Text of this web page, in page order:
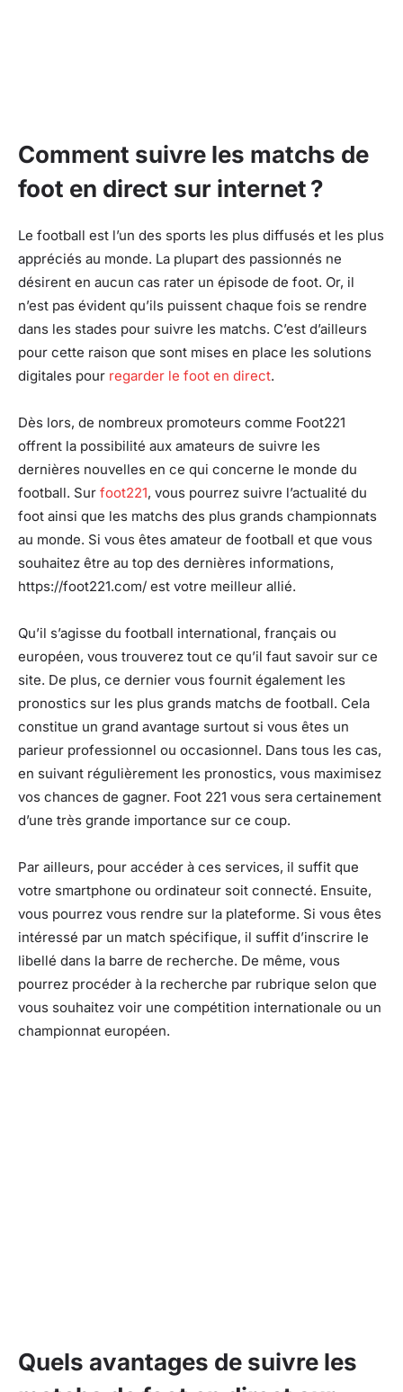
Comment suivre les matchs de
foot en direct sur internet ?
Le football est l’un des sports les plus diffusés et les plus
appréciés au monde. La plupart des passionnés ne
désirent en aucun cas rater un épisode de foot. Or, il
n’est pas évident qu’ils puissent chaque fois se rendre
dans les stades pour suivre les matchs. C’est d’ailleurs
pour cette raison que sont mises en place les solutions
digitales pour regarder le foot en direct.
Dès lors, de nombreux promoteurs comme Foot221
offrent la possibilité aux amateurs de suivre les
dernières nouvelles en ce qui concerne le monde du
football. Sur foot221, vous pourrez suivre l’actualité du
foot ainsi que les matchs des plus grands championnats
au monde. Si vous êtes amateur de football et que vous
souhaitez être au top des dernières informations,
https://foot221.com/ est votre meilleur allié.
Qu’il s’agisse du football international, français ou
européen, vous trouverez tout ce qu’il faut savoir sur ce
site. De plus, ce dernier vous fournit également les
pronostics sur les plus grands matchs de football. Cela
constitue un grand avantage surtout si vous êtes un
parieur professionnel ou occasionnel. Dans tous les cas,
en suivant régulièrement les pronostics, vous maximisez
vos chances de gagner. Foot 221 vous sera certainement
d’une très grande importance sur ce coup.
Par ailleurs, pour accéder à ces services, il suffit que
votre smartphone ou ordinateur soit connecté. Ensuite,
vous pourrez vous rendre sur la plateforme. Si vous êtes
intéressé par un match spécifique, il suffit d’inscrire le
libellé dans la barre de recherche. De même, vous
pourrez procéder à la recherche par rubrique selon que
vous souhaitez voir une compétition internationale ou un
championnat européen.
Quels avantages de suivre les